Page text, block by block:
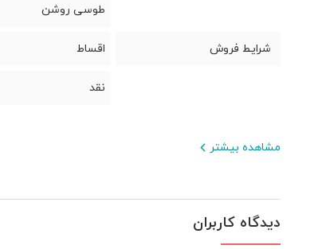
طوسی روشن
شرایط فروش اقساط
نقد
مشاهده بیشتر
دیدگاه کاربران